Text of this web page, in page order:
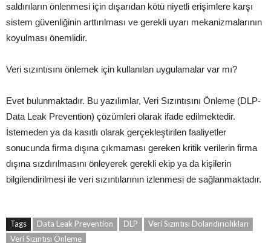
saldırıların önlenmesi için dışarıdan kötü niyetli erişimlere karşı
sistem güvenliğinin arttırılması ve gerekli uyarı mekanizmalarının
koyulması önemlidir.
Veri sızıntısını önlemek için kullanılan uygulamalar var mı?
Evet bulunmaktadır. Bu yazılımlar, Veri Sızıntısını Önleme (DLP-
Data Leak Prevention) çözümleri olarak ifade edilmektedir.
İstemeden ya da kasıtlı olarak gerçekleştirilen faaliyetler
sonucunda firma dışına çıkmaması gereken kritik verilerin firma
dışına sızdırılmasını önleyerek gerekli ekip ya da kişilerin
bilgilendirilmesi ile veri sızıntılarının izlenmesi de sağlanmaktadır.
Tags Data Leak Prevention DLP
Veri Sızıntısı Dolandırıcılıkları
Veri Sızıntısı Önleme